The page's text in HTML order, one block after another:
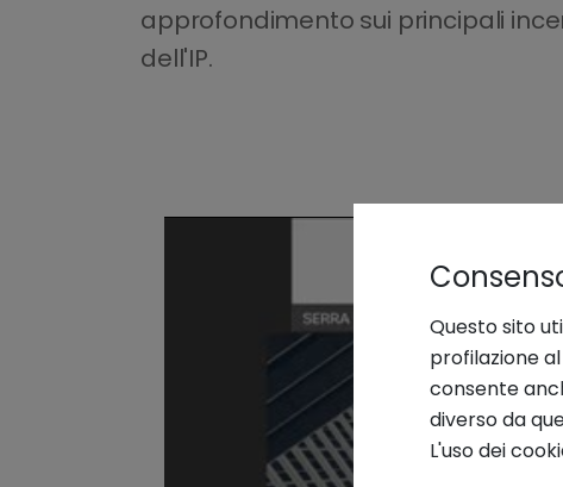
approfondimento sui principali
dell'IP.
Questo sito
profilazione
consente
diverso da
L'uso dei